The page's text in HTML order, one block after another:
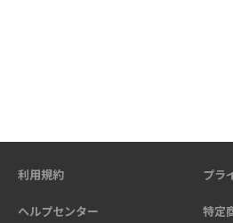
利用規約 プラ
ヘルプセンター 特定